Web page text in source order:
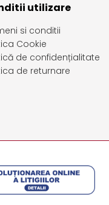
utilizare
si conditii
Cookie
de confidențialitate
de returnare